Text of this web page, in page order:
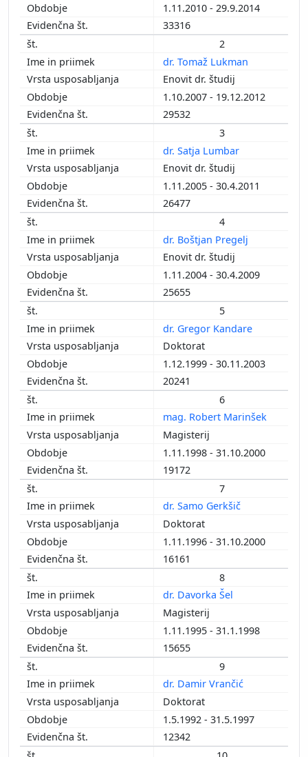
1988
1993
1995
1996
1998
1999
1.11.2010 - 29.9.2014
33316
2
dr. Tomaž Lukman
Enovit dr. študij
1.10.2007 - 19.12.2012
29532
3
dr. Satja Lumbar
Enovit dr. študij
1.11.2005 - 30.4.2011
26477
4
dr. Boštjan Pregelj
Enovit dr. študij
1.11.2004 - 30.4.2009
25655
5
dr. Gregor Kandare
Doktorat
1.12.1999 - 30.11.2003
20241
6
mag. Robert Marinšek
Magisterij
1.11.1998 - 31.10.2000
19172
7
dr. Samo Gerkšič
Doktorat
1.11.1996 - 31.10.2000
16161
8
dr. Davorka Šel
Magisterij
1.11.1995 - 31.1.1998
15655
9
dr. Damir Vrančić
Doktorat
1.5.1992 - 31.5.1997
12342